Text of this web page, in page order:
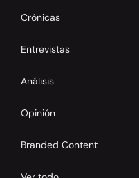
Crónicas
Entrevistas
Análisis
Opinión
Branded Content